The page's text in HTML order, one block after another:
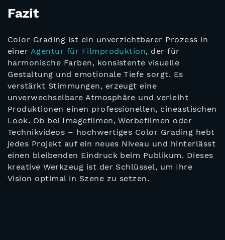
Fazit
Color Grading ist ein unverzichtbarer Prozess in
einer Agentur für Filmproduktion, der für
harmonische Farben, konsistente visuelle
Gestaltung und emotionale Tiefe sorgt. Es
verstärkt Stimmungen, erzeugt eine
unverwechselbare Atmosphäre und verleiht
Produktionen einen professionellen, cineastischen
Look. Ob bei Imagefilmen, Werbefilmen oder
Technikvideos – hochwertiges Color Grading hebt
jedes Projekt auf ein neues Niveau und hinterlässt
einen bleibenden Eindruck beim Publikum. Dieses
kreative Werkzeug ist der Schlüssel, um Ihre
Vision optimal in Szene zu setzen.